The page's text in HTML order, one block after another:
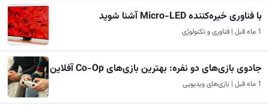
با فناوری خیره‌کننده Micro-LED آشنا شوید
1 ماه قبل | فناوری و تکنولوژی
جادوی بازی‌های دو نفره: بهترین بازی‌های Co-Op آفلاین
1 ماه قبل | بازی‌های ویدیویی